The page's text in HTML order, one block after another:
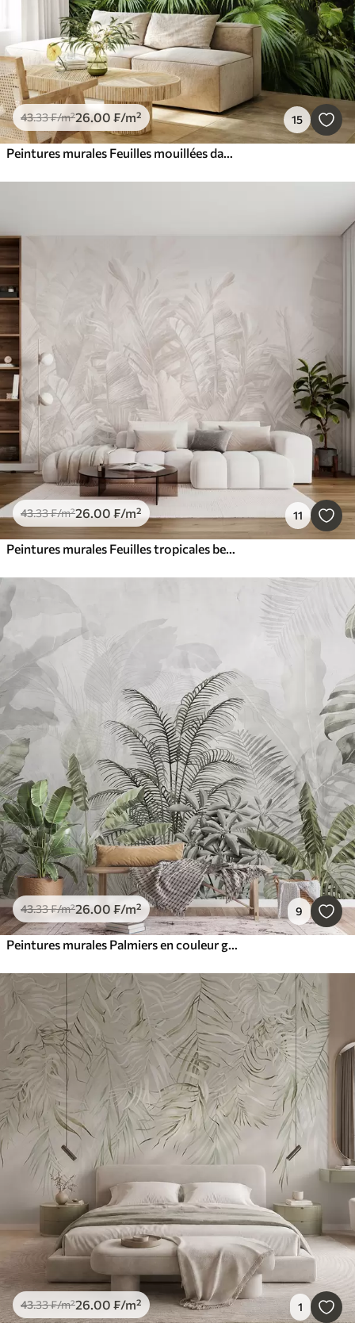
43.33₣/m²26.00 ₣/m² 15
Peintures murales Feuilles mouillées dans la jungle
43.33₣/m²26.00 ₣/m² 11
Peintures murales Feuilles tropicales beige tendance
43.33₣/m²26.00 ₣/m² 9
Peintures murales Palmiers en couleur grise en couleurs vertes
43.33₣/m²26.00 ₣/m² 1